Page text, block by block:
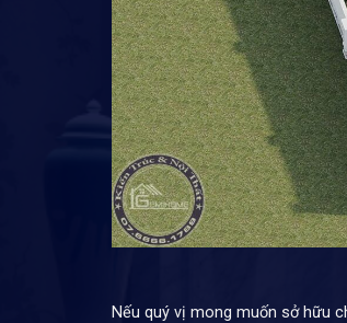
Nếu quý vị mong muốn sở hữu